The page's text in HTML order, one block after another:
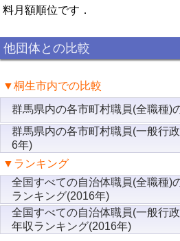
料月額順位です．
他団体との比較
▼桐生市内での比較
群馬県内の各市町村職員(全職種)
群馬県内の各市町村職員(一般行
6年)
▼ランキング
全国すべての自治体職員(全職種)
ランキング(2016年)
全国すべての自治体職員(一般行
年収ランキング(2016年)